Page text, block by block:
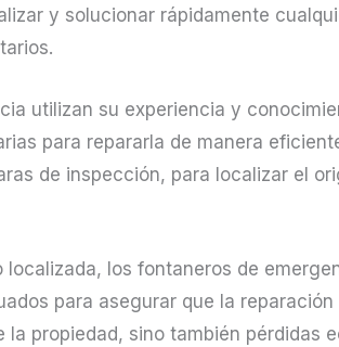
y solucionar rápidamente
utilizan su experiencia y
para repararla de manera
de inspección, para localizar el
los fontaneros de
para asegurar que la
la propiedad, sino también pérdidas